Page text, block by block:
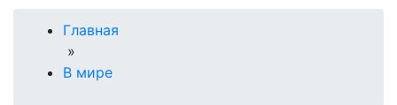
Главная
»
В мире